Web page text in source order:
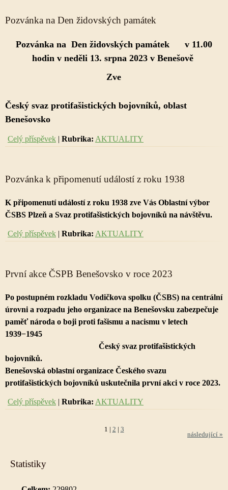
Pozvánka na Den židovských památek
Pozvánka na Den židovských památek v 11.00
hodin v neděli 13. srpna 2023 v Benešově
Zve
Český svaz protifašistických bojovníků, oblast
Benešovsko
Celý příspěvek | Rubrika: AKTUALITY
Pozvánka k připomenutí událostí z roku 1938
K připomenutí událostí z roku 1938 zve Vás Oblastní výbor
ČSBS Plzeň a Svaz protifašistických bojovníků na návštěvu.
Celý příspěvek | Rubrika: AKTUALITY
První akce ČSPB Benešovsko v roce 2023
Po postupném rozkladu Vodičkova spolku (ČSBS) na centrální
úrovni a rozpadu jeho organizace na Benešovsku zabezpečuje
paměť národa o boji proti fašismu a nacismu v letech
1939−1945
Český svaz protifašistických
bojovníků.
Benešovská oblastní organizace Českého svazu
protifašistických bojovníků uskutečnila první akci v roce 2023.
Celý příspěvek | Rubrika: AKTUALITY
1 2 3
následující »
Statistiky